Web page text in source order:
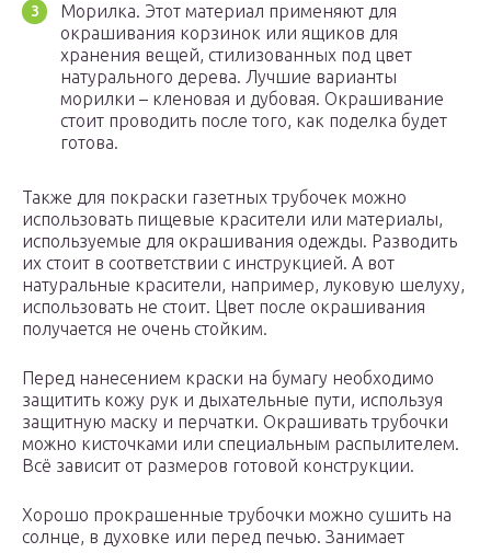
Морилка. Этот материал применяют для
окрашивания корзинок или ящиков для
хранения вещей, стилизованных под цвет
натурального дерева. Лучшие варианты
морилки – кленовая и дубовая. Окрашивание
стоит проводить после того, как поделка будет
готова.
Также для покраски газетных трубочек можно
использовать пищевые красители или материалы,
используемые для окрашивания одежды. Разводить
их стоит в соответствии с инструкцией. А вот
натуральные красители, например, луковую шелуху,
использовать не стоит. Цвет после окрашивания
получается не очень стойким.
Перед нанесением краски на бумагу необходимо
защитить кожу рук и дыхательные пути, используя
защитную маску и перчатки. Окрашивать трубочки
можно кисточками или специальным распылителем.
Всё зависит от размеров готовой конструкции.
Хорошо прокрашенные трубочки можно сушить на
солнце, в духовке или перед печью. Занимает